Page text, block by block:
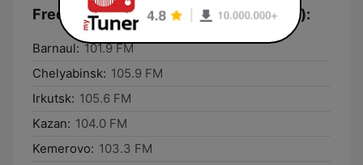
Frequenzen Радио Шансон (Chanson):
Barnaul: 101.9 FM
Chelyabinsk: 105.9 FM
Irkutsk: 105.6 FM
Kazan: 104.0 FM
Kemerovo: 103.3 FM